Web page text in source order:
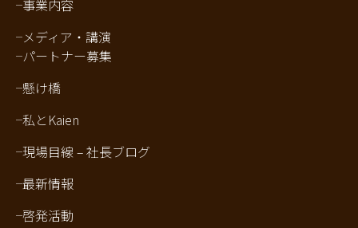
事業内容
メディア・講演
パートナー募集
懸け橋
私とKaien
現場目線 – 社長ブログ
最新情報
啓発活動